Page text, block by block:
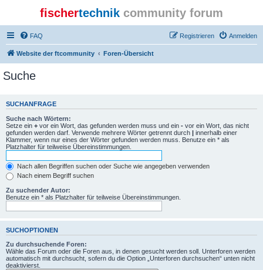
fischertechnik community forum
FAQ Anmelden
Registrieren
Website der ftcommunity Foren-Übersicht
Suche
SUCHANFRAGE
Suche nach Wörtern:
Setze ein + vor ein Wort, das gefunden werden muss und ein - vor ein Wort, das nicht
gefunden werden darf. Verwende mehrere Wörter getrennt durch | innerhalb einer
Klammer, wenn nur eines der Wörter gefunden werden muss. Benutze ein * als
Platzhalter für teilweise Übereinstimmungen.
Nach allen Begriffen suchen oder Suche wie angegeben verwenden
Nach einem Begriff suchen
Zu suchender Autor:
Benutze ein * als Platzhalter für teilweise Übereinstimmungen.
SUCHOPTIONEN
Zu durchsuchende Foren:
Wähle das Forum oder die Foren aus, in denen gesucht werden soll. Unterforen werden
automatisch mit durchsucht, sofern du die Option „Unterforen durchsuchen“ unten nicht
deaktivierst.